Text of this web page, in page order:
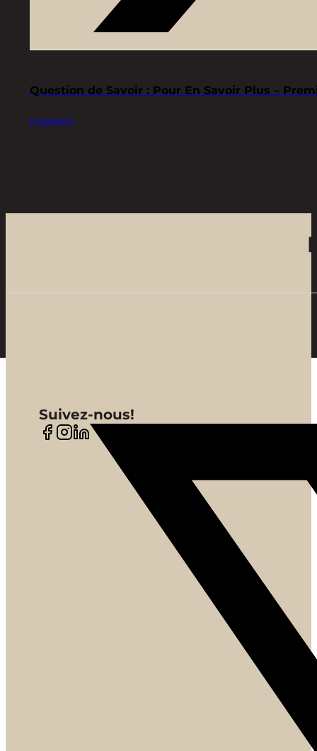
Précédent
Question de Savoir : Pour En Savoir Plus –
Suivez-nous!